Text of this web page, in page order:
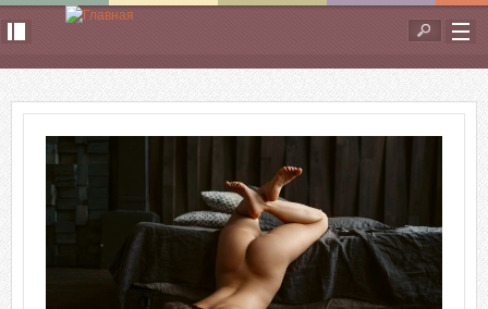
Перейти к основному содержанию
Форма
поиска